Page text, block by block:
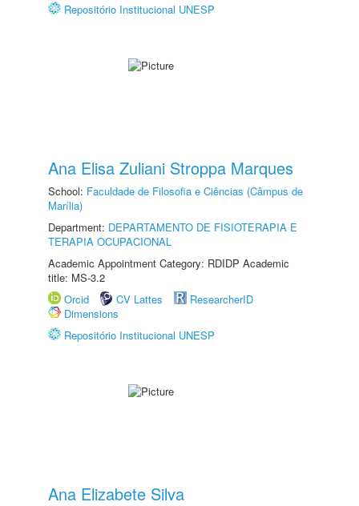
Repositório Institucional UNESP
Ana Elisa Zuliani Stroppa Marques
School: Faculdade de Filosofia e Ciências (Câmpus de
Marília)
Department: DEPARTAMENTO DE FISIOTERAPIA E
TERAPIA OCUPACIONAL
Academic Appointment Category: RDIDP Academic
title: MS-3.2
Orcid
CV Lattes
ResearcherID
Dimensions
Repositório Institucional UNESP
Ana Elizabete Silva